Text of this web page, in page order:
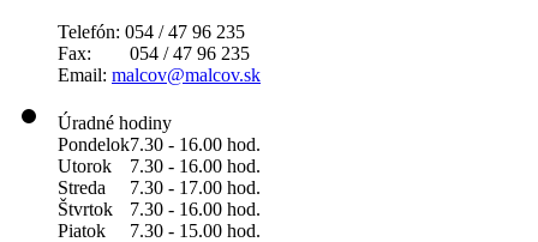
Telefón: 054 / 47 96 235
Fax: 054 / 47 96 235
Email: malcov@malcov.sk
Úradné hodiny
Pondelok7.30 - 16.00 hod.
Utorok
7.30 - 16.00 hod.
Streda
7.30 - 17.00 hod.
Štvrtok
7.30 - 16.00 hod.
Piatok
7.30 - 15.00 hod.